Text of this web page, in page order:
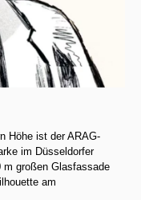
Höhe ist der ARAG-
im Düsseldorfer
m großen Glasfassade
am